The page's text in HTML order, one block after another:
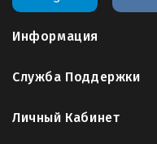
Информация
Служба Поддержки
Личный Кабинет